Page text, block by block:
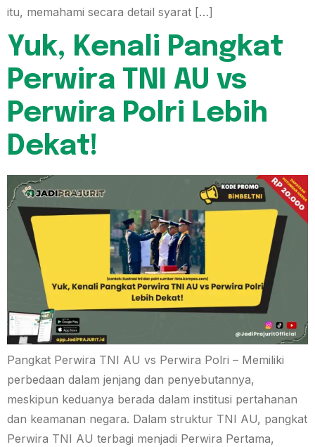
itu, memahami secara detail syarat […]
Yuk, Kenali Pangkat
Perwira TNI AU vs
Perwira Polri Lebih
Dekat!
Pangkat Perwira TNI AU vs Perwira Polri – Memiliki
perbedaan dalam jenjang dan penyebutannya,
meskipun keduanya berada dalam institusi pertahanan
dan keamanan negara. Dalam struktur TNI AU, pangkat
Perwira TNI AU terbagi menjadi Perwira Pertama,